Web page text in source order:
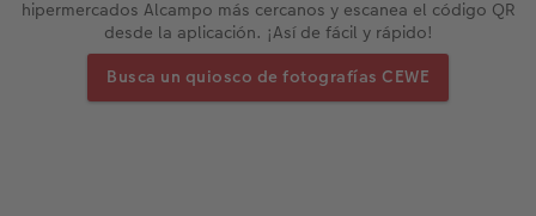
hipermercados Alcampo más cercanos y escanea el código QR
desde la aplicación. ¡Así de fácil y rápido!
Busca un quiosco de fotografías CEWE